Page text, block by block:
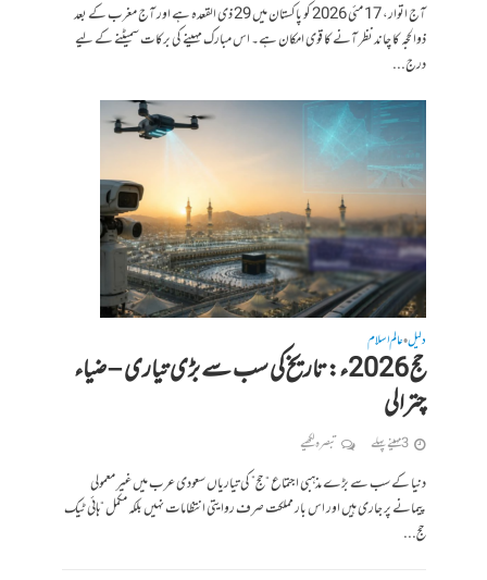
​آج اتوار، 17 مئی 2026 کو پاکستان میں 29 ذی القعدہ ہے اور آج مغرب کے بعد
ذوالحجہ کا چاند نظر آنے کا قوی امکان ہے۔ ​اس مبارک مہینے کی برکات سمیٹنے کے لیے
درج...
دلیل•عالم اسلام
حج 2026ء: تاریخ کی سب سے بڑی تیاری – ضیاء
چترالی
3 مہینے پہلے تبصرہ لکھیے
دنیا کے سب سے بڑے مذہبی اجتماع “حج” کی تیاریاں سعودی عرب میں غیر معمولی
پیمانے پر جاری ہیں اور اس بار مملکت صرف روایتی انتظامات نہیں بلکہ مکمل “ہائی ٹیک
حج...